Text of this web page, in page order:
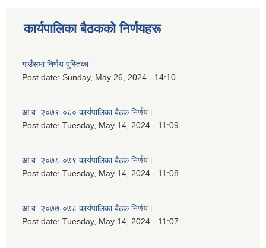
कार्यपालिका बैठकको निर्णयहरू
गाउँसभा निर्णय पुस्तिका
Post date: Sunday, May 26, 2024 - 14:10
आ.ब. २०७९-०८० कार्यपालिका बैठक निर्णय।
Post date: Tuesday, May 14, 2024 - 11:09
आ.ब. २०७८-०७९ कार्यपालिका बैठक निर्णय।
Post date: Tuesday, May 14, 2024 - 11:08
आ.ब. २०७७-०७८ कार्यपालिका बैठक निर्णय।
Post date: Tuesday, May 14, 2024 - 11:07